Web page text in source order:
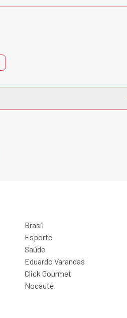
Brasil
Esporte
Saúde
Eduardo Varandas
Click Gourmet
Nocaute